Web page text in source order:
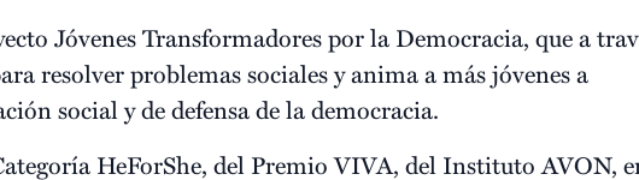
Jóvenes Transformadores por la Democracia, que a
resolver problemas sociales y anima a más jóvenes a
social y de defensa de la democracia.
HeForShe, del Premio VIVA, del Instituto AVON,